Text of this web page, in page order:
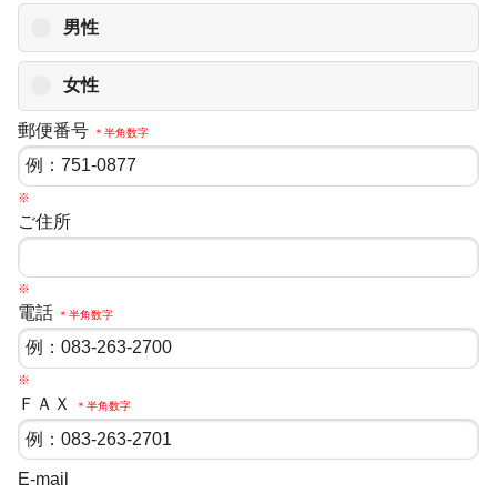
男性
女性
郵便番号 ＊半角数字
※
ご住所
※
電話 ＊半角数字
※
ＦＡＸ ＊半角数字
E-mail